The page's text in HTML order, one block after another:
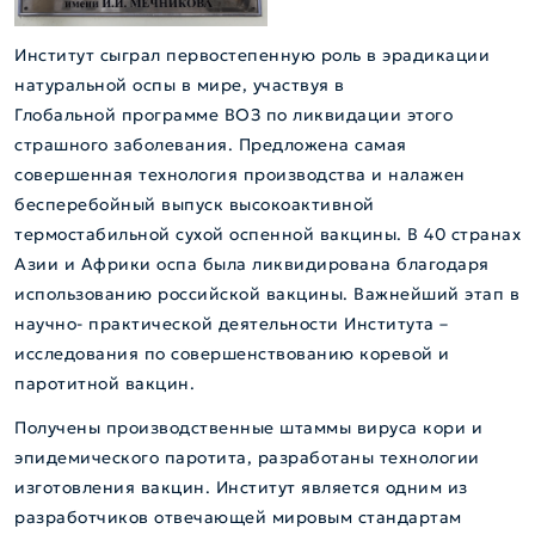
Институт сыграл первостепенную роль в эрадикации
натуральной оспы в мире, участвуя в
Глобальной программе ВОЗ по ликвидации этого
страшного заболевания. Предложена самая
совершенная технология производства и налажен
бесперебойный выпуск высокоактивной
термостабильной сухой оспенной вакцины. В 40 странах
Азии и Африки оспа была ликвидирована благодаря
использованию российской вакцины. Важнейший этап в
научно- практической деятельности Института –
исследования по совершенствованию коревой и
паротитной вакцин.
Получены производственные штаммы вируса кори и
эпидемического паротита, разработаны технологии
изготовления вакцин. Институт является одним из
разработчиков отвечающей мировым стандартам